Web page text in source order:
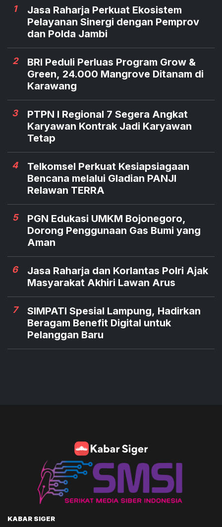
1
Jasa Raharja Perkuat Ekosistem
Pelayanan Sinergi dengan Pemprov
dan Polda Jambi
2
BRI Peduli Perluas Program Grow &
Green, 24.000 Mangrove Ditanam di
Karawang
3
PTPN I Regional 7 Segera Angkat
Karyawan Kontrak Jadi Karyawan
Tetap
4
Telkomsel Perkuat Kesiapsiagaan
Bencana melalui Gladian PANJI
Relawan TERRA
5
PGN Edukasi UMKM Bojonegoro,
Dorong Penggunaan Gas Bumi yang
Aman
6
Jasa Raharja dan Korlantas Polri Ajak
Masyarakat Akhiri Lawan Arus
7
SIMPATI Spesial Lampung, Hadirkan
Beragam Benefit Digital untuk
Pelanggan Baru
KABAR SIGER